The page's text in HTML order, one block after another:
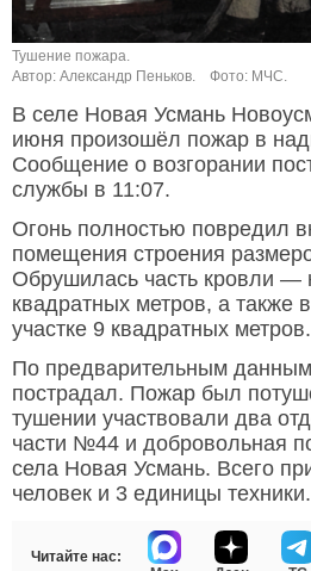
Тушение пожара.
Автор: Александр Пеньков.
Фото: МЧС.
В селе Новая Усмань
июня произошёл пожар в
Сообщение о возгорании
службы в 11:07.
Огонь полностью повредил
помещения строения
Обрушилась часть кровли
квадратных метров, а также
участке 9 квадратных метров.
По предварительным
пострадал. Пожар был
тушении участвовали два
части №44 и добровольная
села Новая Усмань. Всего
человек и 3 единицы техники.
Читайте нас: